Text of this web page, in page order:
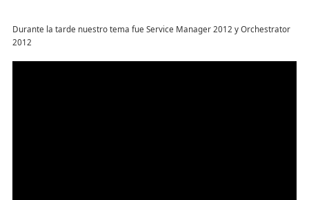
Durante la tarde nuestro tema fue Service Manager 2012 y Orchestrator
2012